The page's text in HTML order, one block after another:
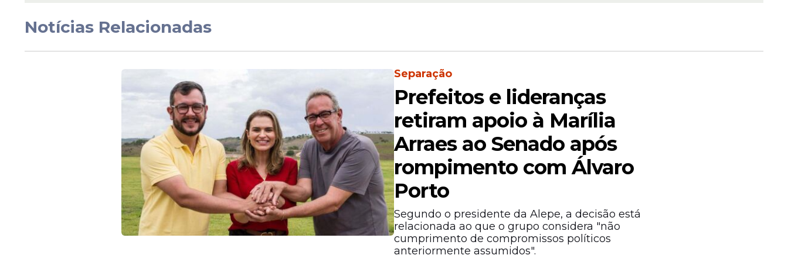
Dessa forma, de acordo com a súmula, o uso de algemas é excepcional e deve ser justificado por
escrito, caso contrário pode incorrer em nulidade da prisão ou do ato processual.
O agente ou a autoridade responsável pelo uso indevido pode ser responsabilizado disciplinar, civil
Notícias Relacionadas
Separação
Prefeitos e lideranças
retiram apoio à Marília
Arraes ao Senado após
rompimento com Álvaro
Porto
Segundo o presidente da Alepe, a decisão está
relacionada ao que o grupo considera "não
cumprimento de compromissos políticos
anteriormente assumidos".